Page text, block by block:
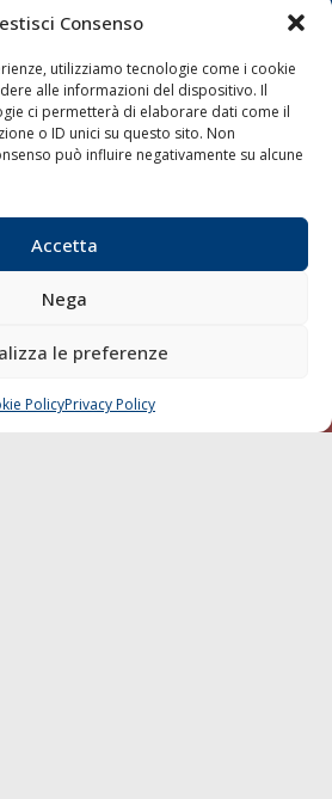
Consenso
utilizziamo tecnologie come i cookie
alle informazioni del dispositivo. Il
ci permetterà di elaborare dati come il
o ID unici su questo sito. Non
può influire negativamente su alcune
Accetta
Nega
le preferenze
PolicyPrivacy Policy
LINK
Shipping
Interporti
di Navigazione
Diporto
Chi siamo
SCRIVI